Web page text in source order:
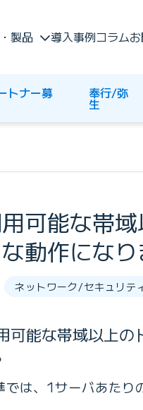
製品 導入事例コラム
トナー募 奉行/弥
生
可能な帯
動作になり
ネットワーク/セキュリテ
可能な帯域以上の
では、1サーバあたり